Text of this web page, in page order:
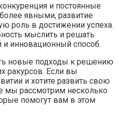
и постоянные
явными, развитие
роль в достижении успеха.
мыслить и решать
инновационный способ.
новые подходы к решению
ракурсов. Если вы
и хотите развить свою
мы рассмотрим несколько
помогут вам в этом